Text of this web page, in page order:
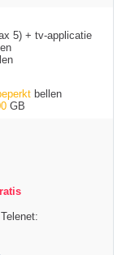
5) + tv-applicatie
bellen
GB